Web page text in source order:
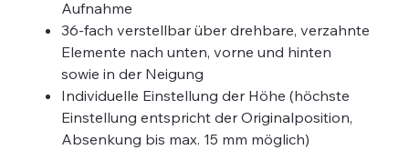
Aufnahme
36-fach verstellbar über drehbare, verzahnte
Elemente nach unten, vorne und hinten
sowie in der Neigung
Individuelle Einstellung der Höhe (höchste
Einstellung entspricht der Originalposition,
Absenkung bis max. 15 mm möglich)